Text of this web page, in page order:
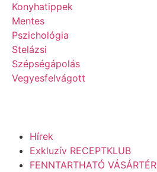
Konyhatippek
Mentes
Pszichológia
Stelázsi
Szépségápolás
Vegyesfelvágott
Hírek
Exkluzív RECEPTKLUB
FENNTARTHATÓ VÁSÁRTÉR